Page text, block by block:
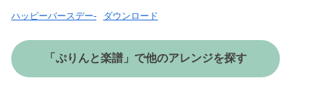
ハッピーバースデー- ダウンロード
「ぷりんと楽譜」で他のアレンジを探す